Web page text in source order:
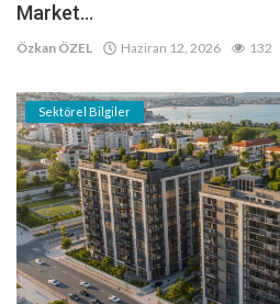
Market...
Özkan ÖZEL Haziran 12, 2026 132
Sektörel Bilgiler